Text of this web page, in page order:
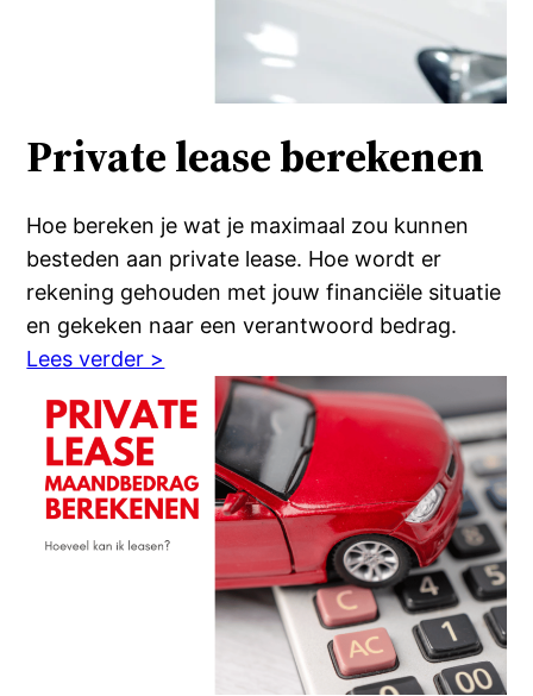
Private lease berekenen
Hoe bereken je wat je maximaal zou kunnen
besteden aan private lease. Hoe wordt er
rekening gehouden met jouw financiële situatie
en gekeken naar een verantwoord bedrag.
Lees verder >